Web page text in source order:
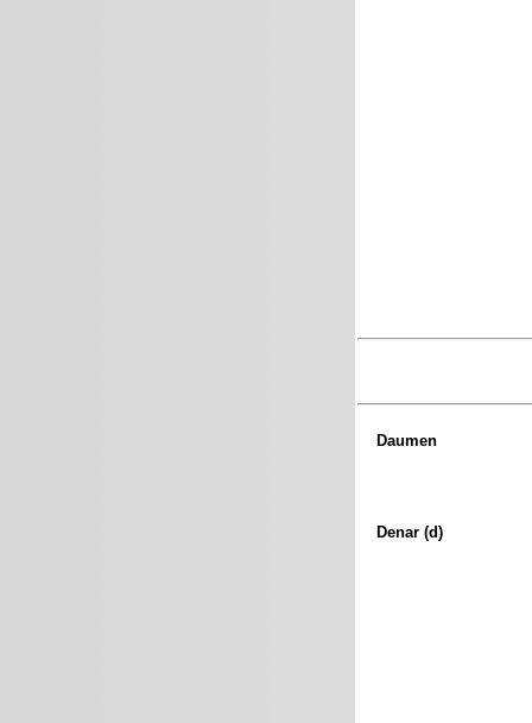
Daumen
Denar (d)